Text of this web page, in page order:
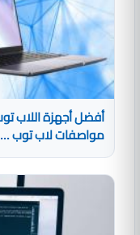
مواصفات لاب توب ...